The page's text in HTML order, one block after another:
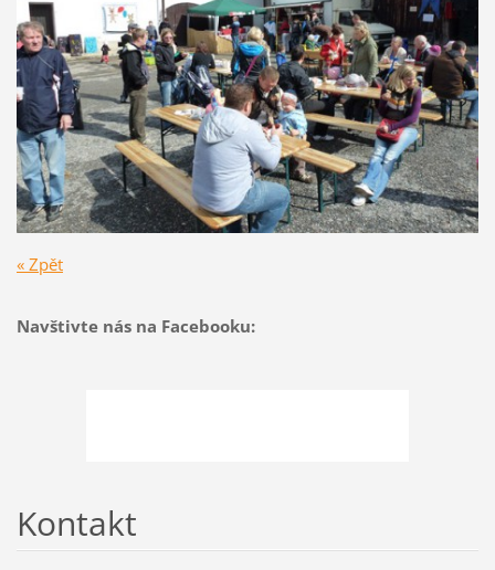
« Zpět
Navštivte nás na Facebooku:
Kontakt